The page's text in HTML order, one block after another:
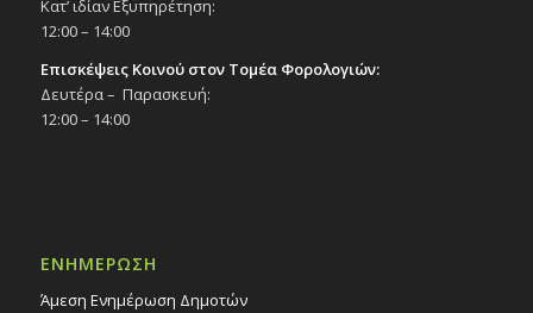
Κατ’ ιδίαν Εξυπηρέτηση:
12:00 – 14:00
Επισκέψεις Κοινού στον Τομέα Φορολογιών:
Δευτέρα – Παρασκευή:
12:00 – 14:00
ΕΝΗΜΕΡΩΣΗ
Άμεση Ενημέρωση Δημοτών